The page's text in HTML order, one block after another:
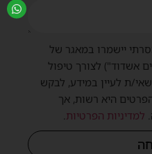
יישמרו במאגר של
אשדוד") לצורך טיפול
ת לעיין במידע, לבקש
היא רשות, אך
למדיניות הפרטיות.